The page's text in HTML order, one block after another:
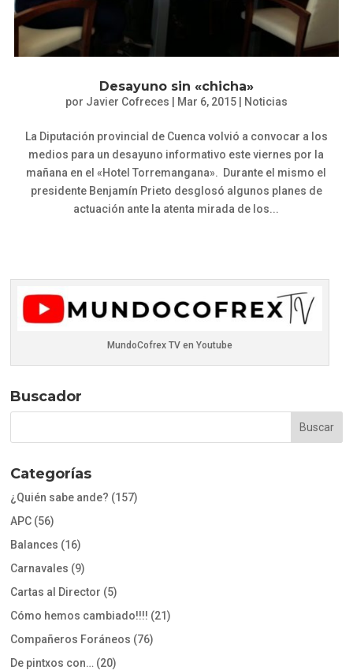
Desayuno sin «chicha»
por Javier Cofreces Mar 6, 2015| Noticias
La Diputación provincial de Cuenca volvió a convocar a los
medios para un desayuno informativo este viernes por la
mañana en el «Hotel Torremangana». Durante el mismo el
presidente Benjamín Prieto desglosó algunos planes de
actuación ante la atenta mirada de los...
MundoCofrex TV en Youtube
Buscador
Categorías
¿Quién sabe ande? (157)
APC (56)
Balances (16)
Carnavales (9)
Cartas al Director (5)
Cómo hemos cambiado!!!! (21)
Compañeros Foráneos (76)
De pintxos con… (20)